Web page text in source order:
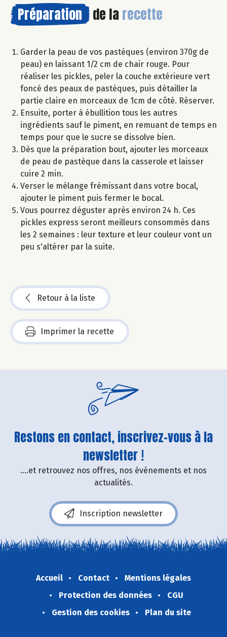
Préparation de la recette
Garder la peau de vos pastèques (environ 370g de
peau) en laissant 1/2 cm de chair rouge. Pour
réaliser les pickles, peler la couche extérieure vert
foncé des peaux de pastèques, puis détailler la
partie claire en morceaux de 1cm de côté. Réserver.
Ensuite, porter à ébullition tous les autres
ingrédients sauf le piment, en remuant de temps en
temps pour que le sucre se dissolve bien.
Dès que la préparation bout, ajouter les morceaux
de peau de pastèque dans la casserole et laisser
cuire 2 min.
Verser le mélange frémissant dans votre bocal,
ajouter le piment puis fermer le bocal.
Vous pourrez déguster après environ 24 h. Ces
pickles express seront meilleurs consommés dans
les 2 semaines : leur texture et leur couleur vont un
peu s'altérer par la suite.
Retour à la liste
Imprimer la recette
Restons en contact, inscrivez-vous à la
newsletter !
....et retrouvez nos offres, nos événements et nos
actualités.
Inscription newsletter
Accueil Contact
Mentions légales
Protection des données
CGU
Gestion des cookies
Plan du site